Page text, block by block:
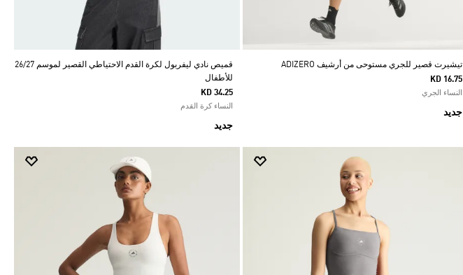
تيشيرت قصير للجري مستوحى من أرشيف ADIZERO
KD 16.75
النساء الجري
جديد
قميص نادي ليفربول لكرة القدم الاحتياطي القصير لموسم 26/27
للأطفال
KD 34.25
النساء كرة القدم
جديد